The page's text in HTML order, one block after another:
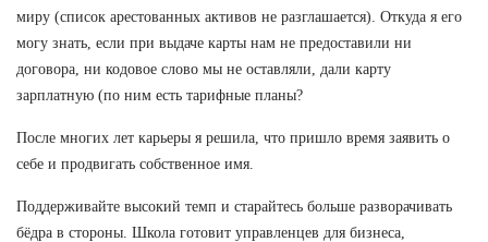
миру (список арестованных активов не разглашается). Откуда я его
могу знать, если при выдаче карты нам не предоставили ни
договора, ни кодовое слово мы не оставляли, дали карту
зарплатную (по ним есть тарифные планы?
После многих лет карьеры я решила, что пришло время заявить о
себе и продвигать собственное имя.
Поддерживайте высокий темп и старайтесь больше разворачивать
бёдра в стороны. Школа готовит управленцев для бизнеса,